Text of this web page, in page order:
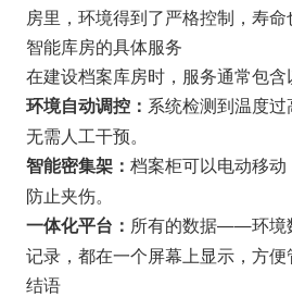
房里，环境得到了严格控制，寿命
智能库房的具体服务
在建设档案库房时，服务通常包含
环境自动调控： 系统检测到温度过
无需人工干预。
智能密集架： 档案柜可以电动移动
防止夹伤。
一体化平台： 所有的数据——环境
记录，都在一个屏幕上显示，方便
结语